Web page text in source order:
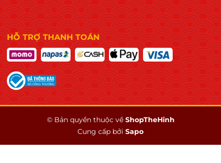
HỖ TRỢ THANH TOÁN
© Bản quyền thuộc về ShopTheHinh
Cung cấp bởi Sapo